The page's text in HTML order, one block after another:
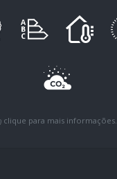
clique para mais informações.